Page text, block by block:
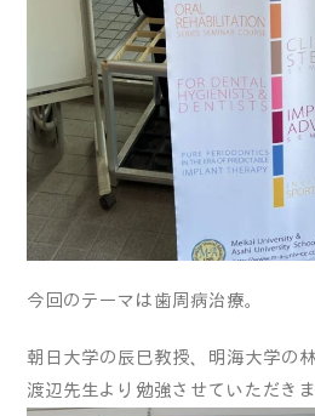
今回のテーマは歯周病治療。
朝日大学の辰巳教授、明海大学の
渡辺先生より勉強させていただきま